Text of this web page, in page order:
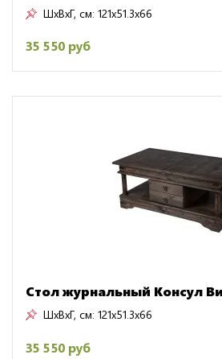
ШxВxГ, см: 121x51.3x66
35 550 руб
Стол журнальный Консул
ШxВxГ, см: 121x51.3x66
35 550 руб